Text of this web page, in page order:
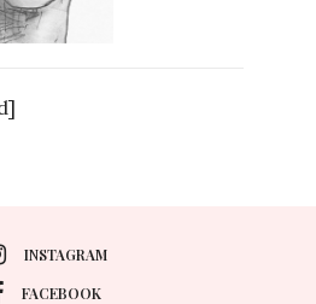
INSTAGRAM
FACEBOOK